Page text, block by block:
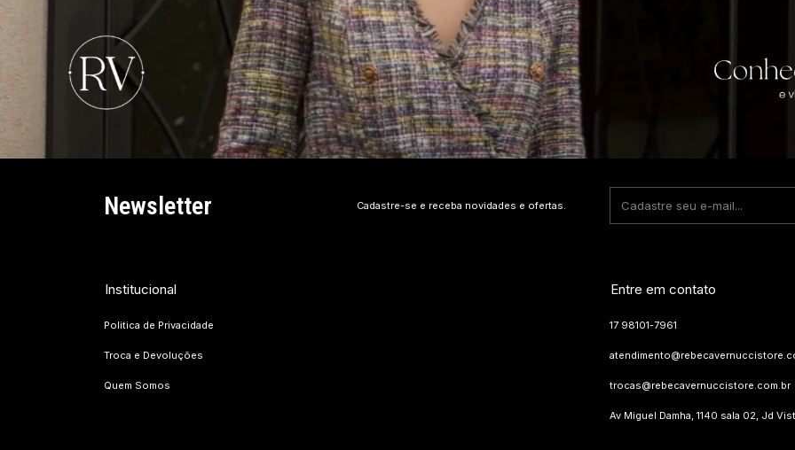
Newsletter Cadastre-se e receba novidades e ofertas.
Institucional
Politica de Privacidade
Troca e Devoluções
Quem Somos
Entre em contato
17 98101-7961
trocas@rebecavernuccistore.com.br
Av Miguel Damha, 1140 sala 02, Jd